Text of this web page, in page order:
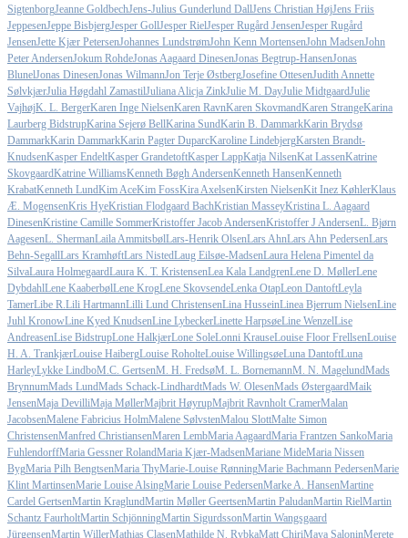
SigtenborgJeanne GoldbechJens-Julius Gunderlund DallJens Christian HøjJens Friis
JeppesenJeppe BisbjergJesper GollJesper RielJesper Rugård JensenJesper Rugård
JensenJette Kjær PetersenJohannes LundstrømJohn Kenn MortensenJohn MadsenJohn
Peter AndersenJokum RohdeJonas Aagaard DinesenJonas Begtrup-HansenJonas
BlunelJonas DinesenJonas WilmannJon Terje ØstbergJosefine OttesenJudith Annette
SølvkjærJulia Høgdahl ZamastilJuliana Alicja ZinkJulie M. DayJulie MidtgaardJulie
VajhøjK. L. BergerKaren Inge NielsenKaren RavnKaren SkovmandKaren StrangeKarina
Laurberg BidstrupKarina Sejerø BellKarina SundKarin B. DammarkKarin Brydsø
DammarkKarin DammarkKarin Pagter DuparcKaroline LindebjergKarsten Brandt-
KnudsenKasper EndeltKasper GrandetoftKasper LappKatja NilsenKat LassenKatrine
SkovgaardKatrine WilliamsKenneth Bøgh AndersenKenneth HansenKenneth
KrabatKenneth LundKim AceKim FossKira AxelsenKirsten NielsenKit Inez KøhlerKlaus
Æ. MogensenKris HyeKristian Flodgaard BachKristian MasseyKristina L. Aagaard
DinesenKristine Camille SommerKristoffer Jacob AndersenKristoffer J AndersenL. Bjørn
AagesenL. ShermanLaila AmmitsbølLars-Henrik OlsenLars AhnLars Ahn PedersenLars
Behn-SegallLars KramhøftLars NistedLaug Eilsøe-MadsenLaura Helena Pimentel da
SilvaLaura HolmegaardLaura K. T. KristensenLea Kala LandgrenLene D. MøllerLene
DybdahlLene KaaberbølLene KrogLene SkovsendeLenka OtapLeon DantoftLeyla
TamerLibe R.Lili HartmannLilli Lund ChristensenLina HusseinLinea Bjerrum NielsenLine
Juhl KronowLine Kyed KnudsenLine LybeckerLinette HarpsøeLine WenzelLise
AndreasenLise BidstrupLone HalkjærLone SoleLonni KrauseLouise Floor FrellsenLouise
H. A. TrankjærLouise HaibergLouise RoholteLouise WillingsøeLuna DantoftLuna
HarleyLykke LindboM.C. GertsenM. H. FredsøM. L. BornemannM. N. MagelundMads
BrynnumMads LundMads Schack-LindhardtMads W. OlesenMads ØstergaardMaik
JensenMaja DevilliMaja MøllerMajbrit HøyrupMajbrit Ravnholt CramerMalan
JacobsenMalene Fabricius HolmMalene SølvstenMalou SlottMalte Simon
ChristensenManfred ChristiansenMaren LembMaria AagaardMaria Frantzen SankoMaria
FuhlendorffMaria Gessner RolandMaria Kjær-MadsenMariane MideMaria Nissen
BygMaria Pilh BengtsenMaria ThyMarie-Louise RønningMarie Bachmann PedersenMarie
Klint MartinsenMarie Louise AlsingMarie Louise PedersenMarke A. HansenMartine
Cardel GertsenMartin KraglundMartin Møller GeertsenMartin PaludanMartin RielMartin
Schantz FaurholtMartin SchjönningMartin SigurdssonMartin Wangsgaard
JürgensenMartin WillerMathias ClasenMathilde N. RybkaMatt ChiriMaya SaloninMerete